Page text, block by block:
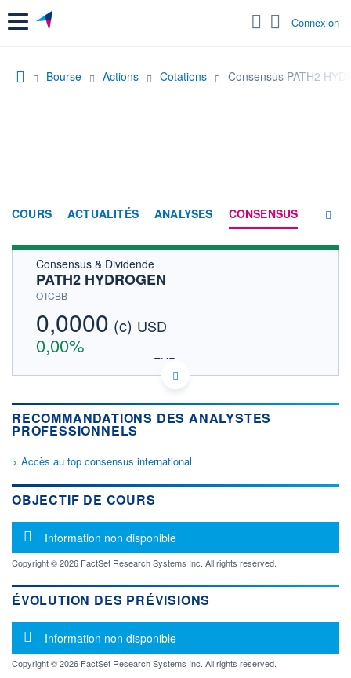
Menu Connexion
Bourse Actions Cotations Consensus PATH2
COURS ACTUALITÉS ANALYSES CONSENSUS
Consensus & Dividende
PATH2 HYDROGEN
OTCBB
0,0000 (c) USD
0,00%
0,0000 EUR
DONNÉES TEMPS DIFFÉRÉ
Politique d'exécution
Cotation sur les autres places
OUVERTURE CLÔTURE VEILLE
0,0000
0
VALORISATION
LIMITE À LA
BAISSE
0,0000
LIMITE À LA
HAUSSE
0,0000
RENDEMENT
ESTIMÉ 2026
- -
RECOMMANDATIONS DES ANALYSTES
PROFESSIONNELS
> Accès au top consensus international
OBJECTIF DE COURS
Message d'information
Information non disponible
Copyright © 2026 FactSet Research Systems Inc. All rights reserved.
ÉVOLUTION DES PRÉVISIONS
Message d'information
Information non disponible
Copyright © 2026 FactSet Research Systems Inc. All rights reserved.